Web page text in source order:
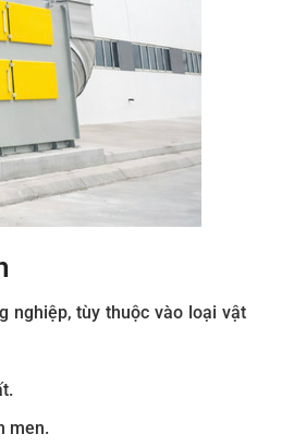
nghiệp, tùy thuộc vào loại vật
men.